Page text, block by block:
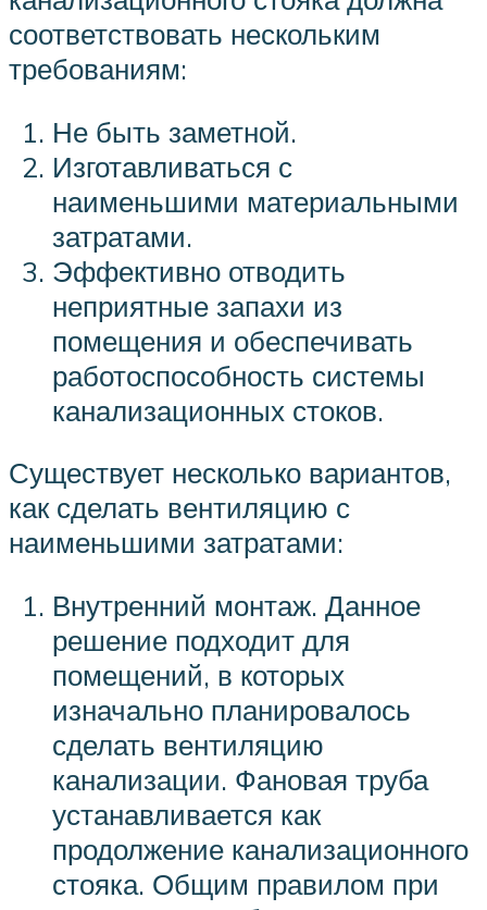
соответствовать нескольким
требованиям:
Не быть заметной.
Изготавливаться с
наименьшими материальными
затратами.
Эффективно отводить
неприятные запахи из
помещения и обеспечивать
работоспособность системы
канализационных стоков.
Существует несколько вариантов,
как сделать вентиляцию с
наименьшими затратами:
Внутренний монтаж. Данное
решение подходит для
помещений, в которых
изначально планировалось
сделать вентиляцию
канализации. Фановая труба
устанавливается как
продолжение канализационного
стояка. Общим правилом при